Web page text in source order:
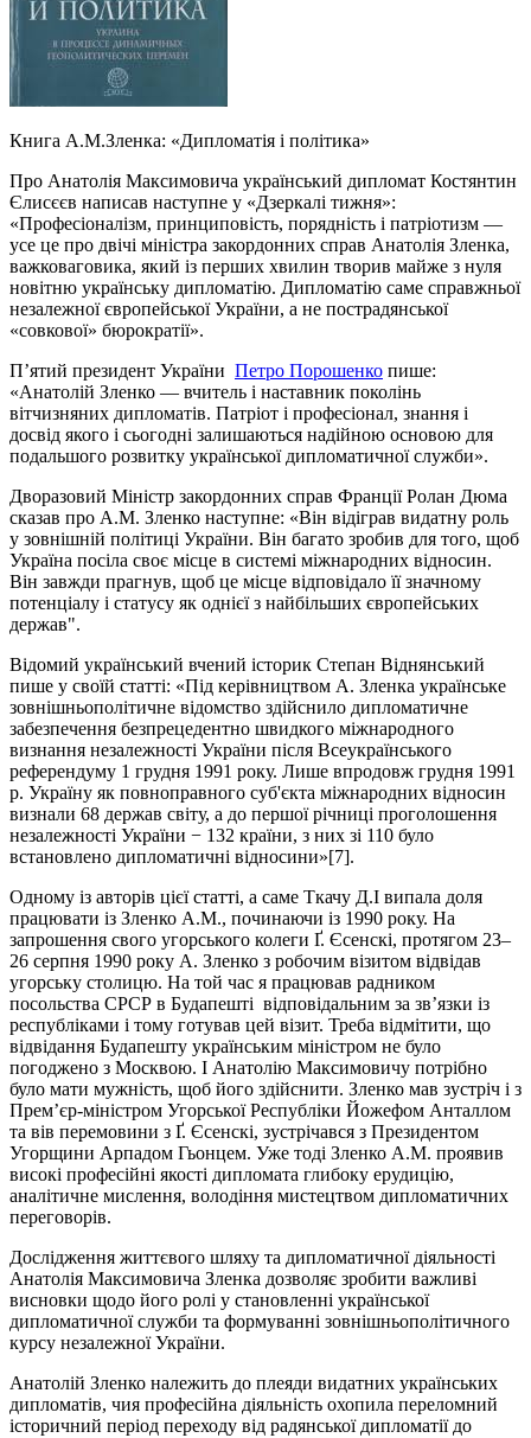
Книга А.М.Зленка: «Дипломатія і політика»
Про Анатолія Максимовича український дипломат Костянтин
Єлисєєв написав наступне у «Дзеркалі тижня»:
«Професіоналізм, принциповість, порядність і патріотизм —
усе це про двічі міністра закордонних справ Анатолія Зленка,
важковаговика, який із перших хвилин творив майже з нуля
новітню українську дипломатію. Дипломатію саме справжньої
незалежної європейської України, а не пострадянської
«совкової» бюрократії».
П’ятий президент України Петро Порошенко пише:
«Анатолій Зленко — вчитель і наставник поколінь
вітчизняних дипломатів. Патріот і професіонал, знання і
досвід якого і сьогодні залишаються надійною основою для
подальшого розвитку української дипломатичної служби».
Дворазовий Міністр закордонних справ Франції Ролан Дюма
сказав про А.М. Зленко наступне: «Він відіграв видатну роль
у зовнішній політиці України. Він багато зробив для того, щоб
Україна посіла своє місце в системі міжнародних відносин.
Він завжди прагнув, щоб це місце відповідало її значному
потенціалу і статусу як однієї з найбільших європейських
держав".
Відомий український вчений історик Степан Віднянський
пише у своїй статті: «Під керівництвом А. Зленка українське
зовнішньополітичне відомство здійснило дипломатичне
забезпечення безпрецедентно швидкого міжнародного
визнання незалежності України після Всеукраїнського
референдуму 1 грудня 1991 року. Лише впродовж грудня 1991
р. Україну як повноправного суб'єкта міжнародних відносин
визнали 68 держав світу, а до першої річниці проголошення
незалежності України − 132 країни, з них зі 110 було
встановлено дипломатичні відносини»[7].
Одному із авторів цієї статті, а саме Ткачу Д.І випала доля
працювати із Зленко А.М., починаючи із 1990 року. На
запрошення свого угорського колеги Ґ. Єсенскі, протягом 23–
26 серпня 1990 року А. Зленко з робочим візитом відвідав
угорську столицю. На той час я працював радником
посольства СРСР в Будапешті відповідальним за зв’язки із
республіками і тому готував цей візит. Треба відмітити, що
відвідання Будапешту українським міністром не було
погоджено з Москвою. І Анатолію Максимовичу потрібно
було мати мужність, щоб його здійснити. Зленко мав зустріч і з
Прем’єр-міністром Угорської Республіки Йожефом Анталлом
та вів перемовини з Ґ. Єсенскі, зустрічався з Президентом
Угорщини Арпадом Гьонцем. Уже тоді Зленко А.М. проявив
високі професійні якості дипломата глибоку ерудицію,
аналітичне мислення, володіння мистецтвом дипломатичних
переговорів.
Дослідження життєвого шляху та дипломатичної діяльності
Анатолія Максимовича Зленка дозволяє зробити важливі
висновки щодо його ролі у становленні української
дипломатичної служби та формуванні зовнішньополітичного
курсу незалежної України.
Анатолій Зленко належить до плеяди видатних українських
дипломатів, чия професійна діяльність охопила переломний
історичний період переходу від радянської дипломатії до